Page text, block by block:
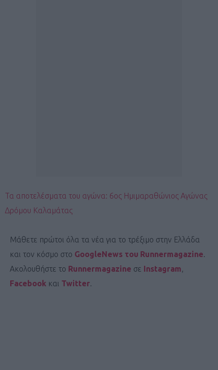
Τα αποτελέσματα του αγώνα: 6ος Ημιμαραθώνιος Αγώνας
Δρόμου Καλαμάτας
Μάθετε πρώτοι όλα τα νέα για το τρέξιμο στην Ελλάδα
και τον κόσμο στο GoogleNews του Runnermagazine.
Ακολουθήστε το Runnermagazine σε Instagram,
Facebook και Twitter.